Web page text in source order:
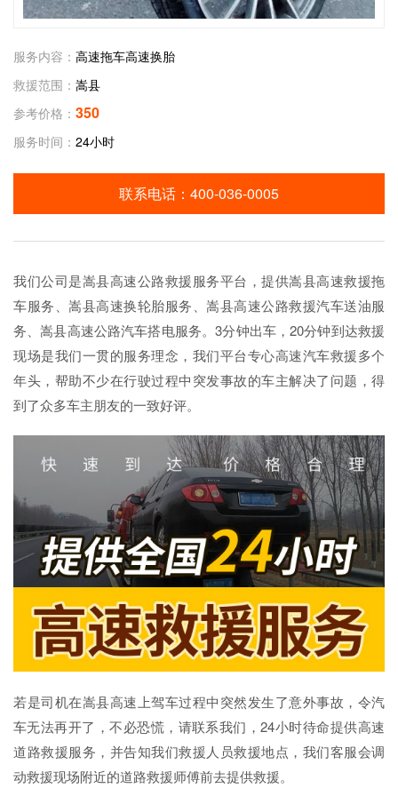
服务内容： 高速拖车高速换胎
救援范围： 嵩县
参考价格： 350
服务时间： 24小时
联系电话： 400-036-0005
我们公司是嵩县高速公路救援服务平台，提供嵩县高速救援拖
车服务、嵩县高速换轮胎服务、嵩县高速公路救援汽车送油服
务、嵩县高速公路汽车搭电服务。3分钟出车，20分钟到达救援
现场是我们一贯的服务理念，我们平台专心高速汽车救援多个
年头，帮助不少在行驶过程中突发事故的车主解决了问题，得
到了众多车主朋友的一致好评。
若是司机在嵩县高速上驾车过程中突然发生了意外事故，令汽
车无法再开了，不必恐慌，请联系我们，24小时待命提供高速
道路救援服务，并告知我们救援人员救援地点，我们客服会调
动救援现场附近的道路救援师傅前去提供救援。